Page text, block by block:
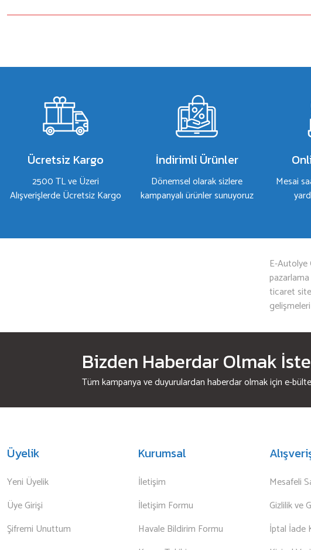
Ürün açıklamasında eksik bilgiler bulunuyor.
Ürün bilgilerinde hatalar bulunuyor.
Ürün fiyatı diğer sitelerden daha pahalı.
Bu ürüne benzer farklı alternatifler olmalı.
Ücretsiz Kargo
2500 TL ve Üzeri
Alışverişlerde Ücretsiz Kargo
İndirimli Ürünler
Dönemsel olarak sizlere
kampanyalı ürünler sunuyoruz
Mesai
E-Autolye
ticaret
Bizden Haberdar Olmak
Tüm kampanya ve duyurulardan haberdar olmak için e-
Üyelik
Yeni Üyelik
Üye Girişi
Şifremi Unuttum
Kurumsal
İletişim
İletişim Formu
Havale Bildirim Formu
Mesafeli
Gizlilik ve
İptal İade